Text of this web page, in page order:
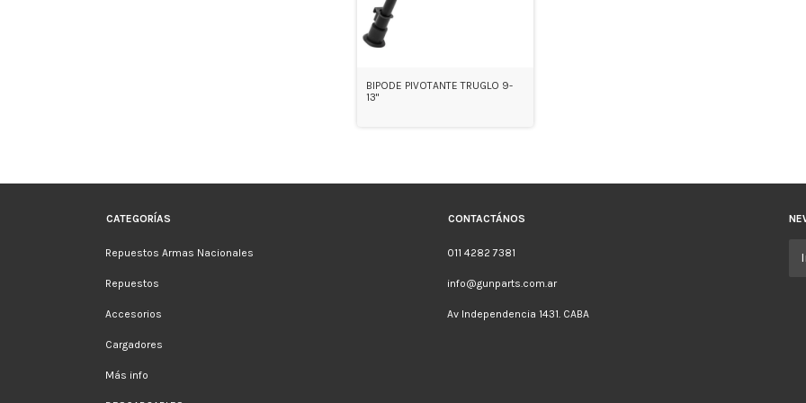
BIPODE PIVOTANTE TRUGLO 9-
13"
CATEGORÍAS
Repuestos Armas Nacionales
Repuestos
Accesorios
Cargadores
Más info
CONTACTÁNOS
011 4282 7381
info@gunparts.com.ar
Av Independencia 1431. CABA